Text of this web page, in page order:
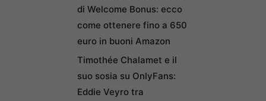
di Welcome Bonus: ecco
come ottenere fino a 650
euro in buoni Amazon
Timothée Chalamet e il
suo sosia su OnlyFans:
Eddie Veyro tra